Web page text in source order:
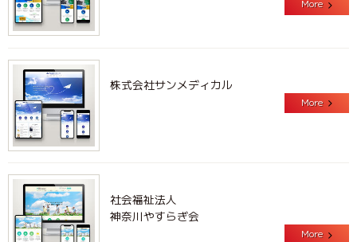
More
株式会社サンメディカル
More
社会福祉法人
神奈川やすらぎ会
More